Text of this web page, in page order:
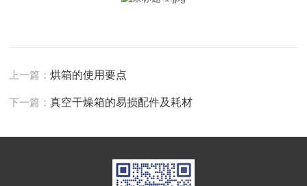
上一篇：烘箱的使用要点
下一篇：真空干燥箱的易损配件及耗材